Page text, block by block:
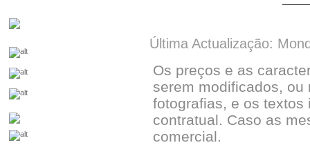
Última Actualização:
Os preços e as
serem modificados, ou
fotografias, e os
contratual. Caso as
comercial.